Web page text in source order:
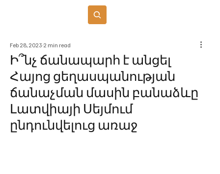
Ի՞նչ ճանապարհ է անցել
Հայոց ցեղասպանության
ճանաչման մասին բանաձևը
Լատվիայի Սեյմում
ընդունվելուց առաջ
Feb 28, 2023 2 min read